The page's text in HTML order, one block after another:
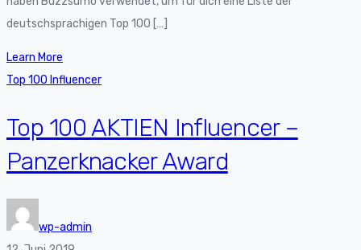
deutschsprachigen Top 100 […]
Learn More
Top 100 Influencer
Top 100 AKTIEN Influencer –
Panzerknacker Award
wp-admin